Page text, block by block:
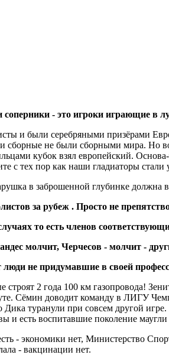
соперники - это игроки играющие в
и были серебряными призёрами
сборные не были сборными мира. Но
кубок взял европейский.
с тех пор как наши гладиаторы
в заброшенной глубинке должна
за рубеж . Просто не
то есть членов
молчит, Черчесов - молчит -
не придумавшие в своей
2 года 100 км газопровода!
Сёмин доводит команду в ЛИГУ
туранули при совсем другой
и есть воспитавшие поколение маугли
- экономики нет, Министерство
- вакцинации нет.